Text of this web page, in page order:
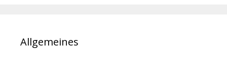
Allgemeines